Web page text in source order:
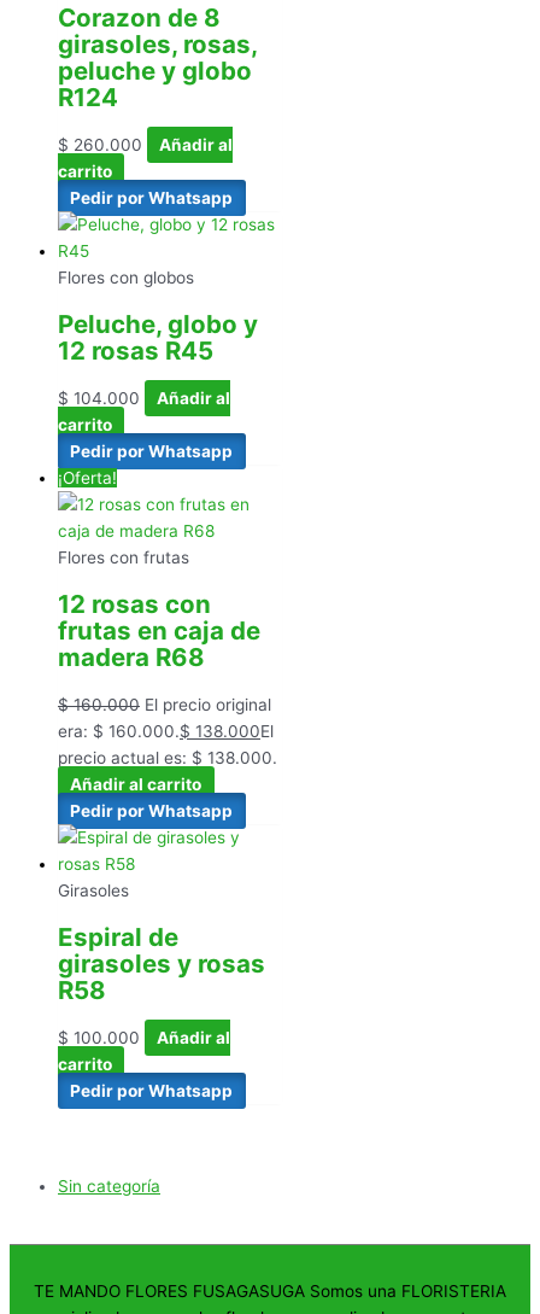
Corazon de 8
girasoles, rosas,
peluche y globo
R124
$ 260.000
Añadir al
carrito
Pedir por Whatsapp
Flores con globos
Peluche, globo y
12 rosas R45
$ 104.000
Añadir al
carrito
Pedir por Whatsapp
¡Oferta!
Flores con frutas
12 rosas con
frutas en caja de
madera R68
$160.000 El precio original
era: $ 160.000.$ 138.000El
precio actual es: $ 138.000.
Añadir al carrito
Pedir por Whatsapp
Girasoles
Espiral de
girasoles y rosas
R58
$ 100.000
Añadir al
carrito
Pedir por Whatsapp
Sin categoría
TE MANDO FLORES FUSAGASUGA Somos una FLORISTERIA